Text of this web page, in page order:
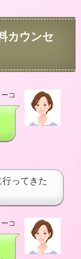
カウンセ
ーコ
ってきた
ーコ